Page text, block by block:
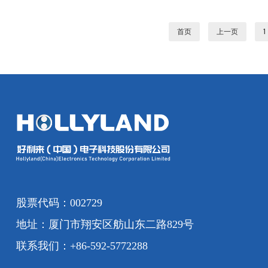
首页 上一页 1
股票代码：002729
地址：厦门市翔安区舫山东二路829号
联系我们：+86-592-5772288